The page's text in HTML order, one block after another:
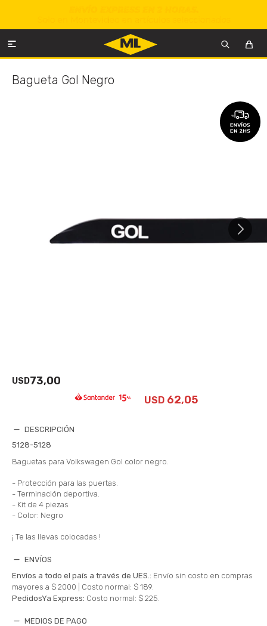

Bagueta Gol Negro
USD73,00
USD 62,05
DESCRIPCIÓN
5128-5128
Baguetas para Volkswagen Gol color negro.
- Protección para las puertas.
- Terminación deportiva.
- Kit de 4 piezas
- Color: Negro
¡ Te las llevas colocadas !
ENVÍOS
Envíos a todo el país a través de UES.: Envío sin costo en compras
mayores a $ 2000 | Costo normal: $ 189.
PedidosYa Express: Costo normal: $ 225.
MEDIOS DE PAGO